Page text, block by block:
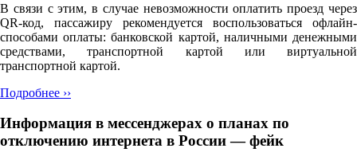
В связи с этим, в случае невозможности оплатить проезд через
QR-код, пассажиру рекомендуется воспользоваться офлайн-
способами оплаты: банковской картой, наличными денежными
средствами, транспортной картой или виртуальной
транспортной картой.
Подробнее ››
Информация в мессенджерах о планах по
отключению интернета в России — фейк